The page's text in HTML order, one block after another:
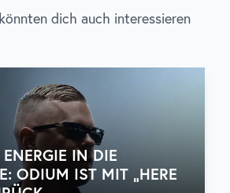
dich auch interessieren
IN DIE
ODIUM IST MIT „HERE